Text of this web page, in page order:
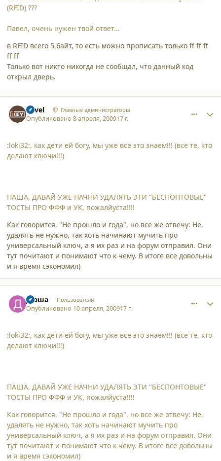
(RFID) ???
Павел, очень нужен твой ответ...
в RFID всего 5 байт, то есть можно прописать только ff ff ff
ff ff
Только вот никто никогда не сообщал, что данный код
открыл дверь.
Pavel Главные администраторы
Опубликовано8 апреля, 200917 г.
:loki32:, как дети ей богу, мы уже все это знаем!!! (все те, кто
делают ключи!!!)
ПАША, ДАВАЙ УЖЕ НАЧНИ УДАЛЯТЬ ЭТИ "БЕСПОНТОВЫЕ"
ТОСТЫ ПРО ФФФ и УК, пожалйуста!!!!
Как говорится, "Не прошло и года", но все же отвечу: Не,
удалять не нужно, так хоть начинают мучить про
универсальный ключ, а я их раз и на форум отправил. Они
тут почитают и понимают что к чему. В итоге все довольны
и я время сэкономил)
Дюша Пользователи
Опубликовано 10 апреля, 200917 г.
:loki32:, как дети ей богу, мы уже все это знаем!!! (все те, кто
делают ключи!!!)
ПАША, ДАВАЙ УЖЕ НАЧНИ УДАЛЯТЬ ЭТИ "БЕСПОНТОВЫЕ"
ТОСТЫ ПРО ФФФ и УК, пожалйуста!!!!
Как говорится, "Не прошло и года", но все же отвечу: Не,
удалять не нужно, так хоть начинают мучить про
универсальный ключ, а я их раз и на форум отправил. Они
тут почитают и понимают что к чему. В итоге все довольны
и я время сэкономил)